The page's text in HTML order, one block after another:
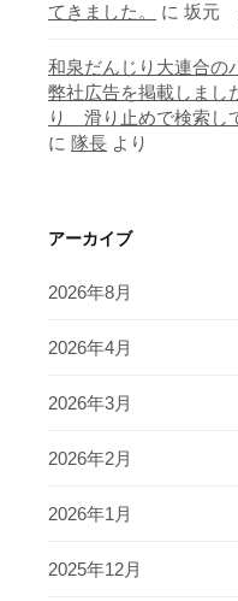
てきました。
に 坂元
和泉だんじり大連合の
弊社広告を掲載しまし
り 滑り止めで検索し
に 隊長 より
アーカイブ
2026年8月
2026年4月
2026年3月
2026年2月
2026年1月
2025年12月